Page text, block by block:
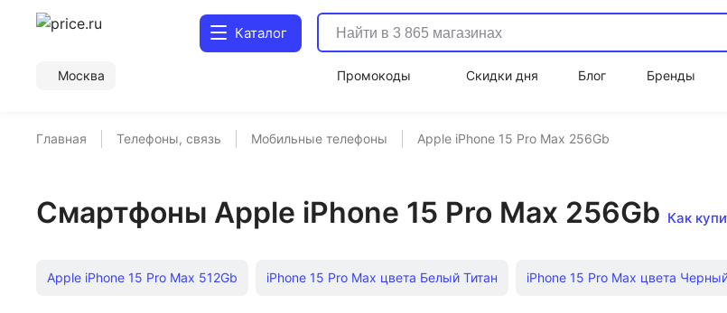
Каталог
Москва
Промокоды Скидки дня Блог Бренды
Главная Телефоны, связь Мобильные телефоны Apple iPhone 15 Pro Max 256Gb
Смартфоны Apple iPhone 15 Pro Max 256Gb Как
Apple iPhone 15 Pro Max 512Gb iPhone 15 Pro Max цвета Белый Титан iPhone 15 Pro Max цвета